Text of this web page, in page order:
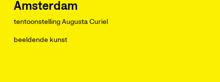
Amsterdam
tentoonstelling Augusta Curiel
beeldende kunst